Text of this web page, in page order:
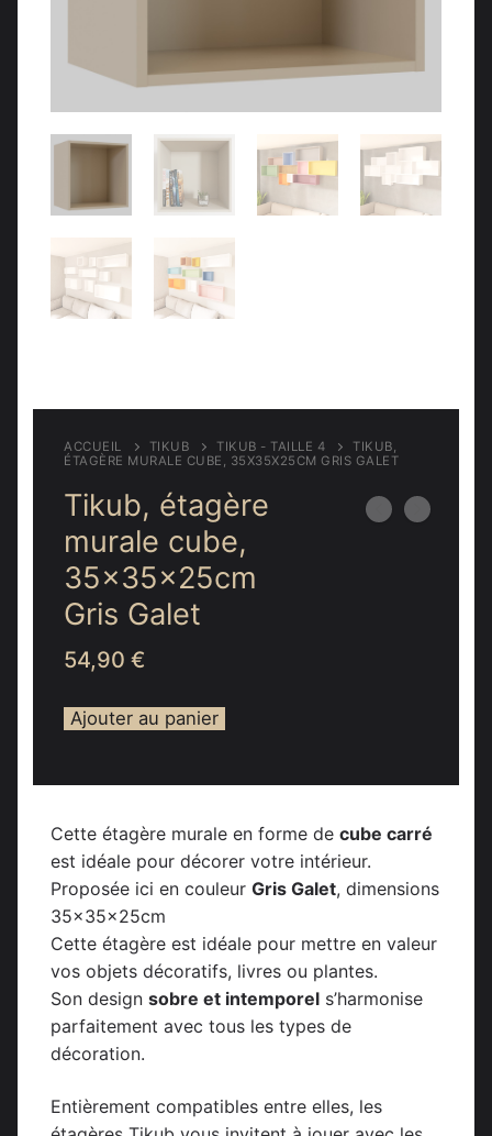
Étagères
Meubles de chambre
Chambre
ACCUEIL TIKUB TIKUB - TAILLE 4
TIKUB,
ÉTAGÈRE MURALE CUBE, 35X35X25CM GRIS GALET
Tikub, étagère
murale cube,
35x35x25cm
Gris Galet
54,90 €
Ajouter au panier
Cette étagère murale en forme de cube carré
est idéale pour décorer votre intérieur.
Proposée ici en couleur Gris Galet, dimensions
35x35x25cm
Cette étagère est idéale pour mettre en valeur
vos objets décoratifs, livres ou plantes.
Son design sobre et intemporel s’harmonise
parfaitement avec tous les types de
décoration.
Entièrement compatibles entre elles, les